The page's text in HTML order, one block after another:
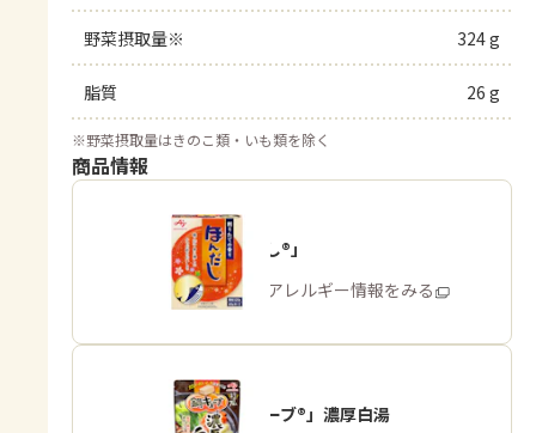
野菜摂取量※ 324 g
脂質 26 g
※野菜摂取量はきのこ類・いも類を除く
商品情報
「ほんだし®」
商品・アレルギー情報をみる
「鍋キューブ®」濃厚白湯